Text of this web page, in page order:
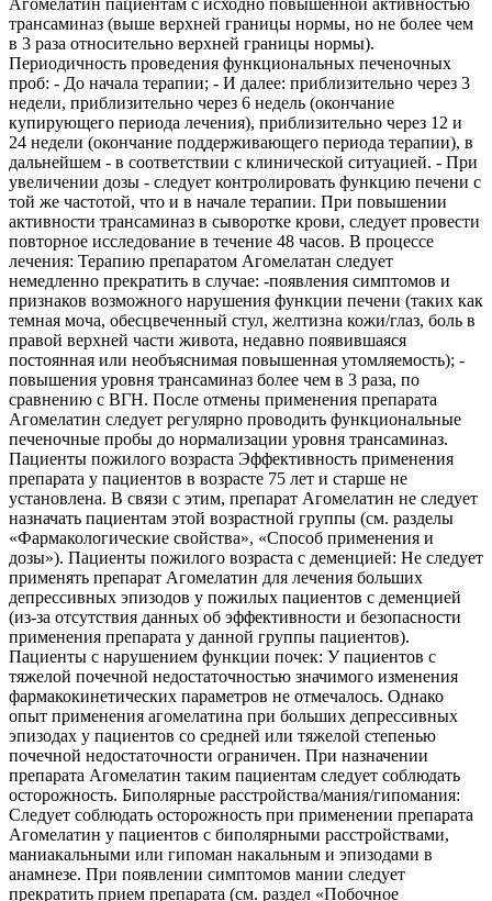
Агомелатин пациентам с исходно повышенной активностью
трансаминаз (выше верхней границы нормы, но не более чем
в 3 раза относительно верхней границы нормы).
Периодичность проведения функциональных печеночных
проб: - До начала терапии; - И далее: приблизительно через 3
недели, приблизительно через 6 недель (окончание
купирующего периода лечения), приблизительно через 12 и
24 недели (окончание поддерживающего периода терапии), в
дальнейшем - в соответствии с клинической ситуацией. - При
увеличении дозы - следует контролировать функцию печени с
той же частотой, что и в начале терапии. При повышении
активности трансаминаз в сыворотке крови, следует провести
повторное исследование в течение 48 часов. В процессе
лечения: Терапию препаратом Агомелатан следует
немедленно прекратить в случае: -появления симптомов и
признаков возможного нарушения функции печени (таких как
темная моча, обесцвеченный стул, желтизна кожи/глаз, боль в
правой верхней части живота, недавно появившаяся
постоянная или необъяснимая повышенная утомляемость); -
повышения уровня трансаминаз более чем в 3 раза, по
сравнению с ВГН. После отмены применения препарата
Агомелатин следует регулярно проводить функциональные
печеночные пробы до нормализации уровня трансаминаз.
Пациенты пожилого возраста Эффективность применения
препарата у пациентов в возрасте 75 лет и старше не
установлена. В связи с этим, препарат Агомелатин не следует
назначать пациентам этой возрастной группы (см. разделы
«Фармакологические свойства», «Способ применения и
дозы»). Пациенты пожилого возраста с деменцией: Не следует
применять препарат Агомелатин для лечения больших
депрессивных эпизодов у пожилых пациентов с деменцией
(из-за отсутствия данных об эффективности и безопасности
применения препарата у данной группы пациентов).
Пациенты с нарушением функции почек: У пациентов с
тяжелой почечной недостаточностью значимого изменения
фармакокинетических параметров не отмечалось. Однако
опыт применения агомелатина при больших депрессивных
эпизодах у пациентов со средней или тяжелой степенью
почечной недостаточности ограничен. При назначении
препарата Агомелатин таким пациентам следует соблюдать
осторожность. Биполярные расстройства/мания/гипомания:
Следует соблюдать осторожность при применении препарата
Агомелатин у пациентов с биполярными расстройствами,
маниакальными или гипоман накальным и эпизодами в
анамнезе. При появлении симптомов мании следует
прекратить прием препарата (см. раздел «Побочное